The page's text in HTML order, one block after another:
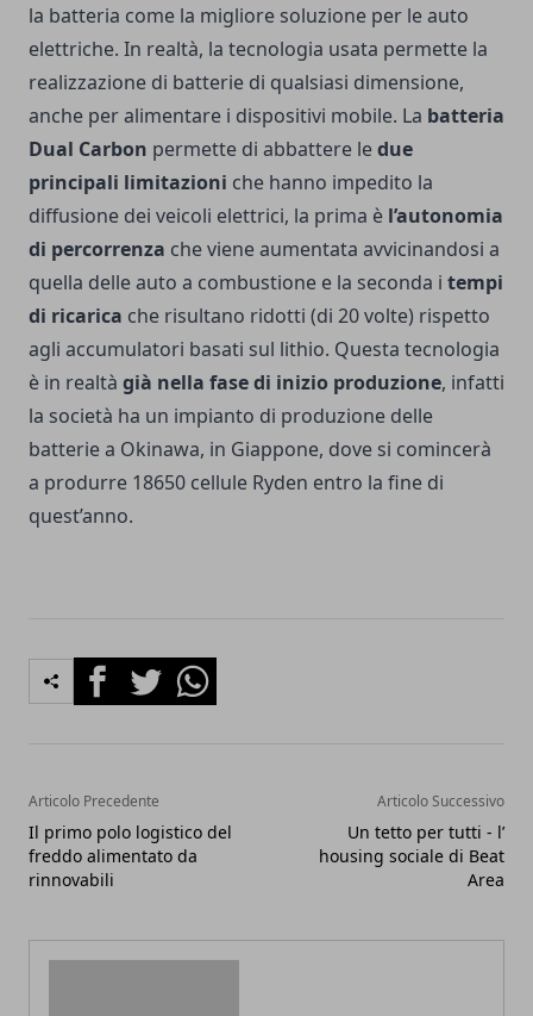
la batteria come la migliore soluzione per le auto
elettriche. In realtà, la tecnologia usata permette la
realizzazione di batterie di qualsiasi dimensione,
anche per alimentare i dispositivi mobile. La batteria
Dual Carbon permette di abbattere ledue
principali limitazioni che hanno impedito la
diffusione dei veicoli elettrici, la prima è l’autonomia
di percorrenza che viene aumentata avvicinandosi a
quella delle auto a combustione e la seconda i tempi
di ricarica che risultano ridotti (di 20 volte) rispetto
agli accumulatori basati sul lithio. Questa tecnologia
è in realtà già nella fase di inizio produzione, infatti
la società ha un impianto di produzione delle
batterie a Okinawa, in Giappone, dove si comincerà
a produrre 18650 cellule Ryden entro la fine di
quest’anno.
FacebookTwitterWhatsapp
Articolo Precedente
Il primo polo logistico del
freddo alimentato da
rinnovabili
Articolo Successivo
Un tetto per tutti - l’
housing sociale di Beat
Area